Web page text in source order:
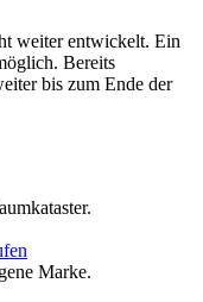
weiter entwickelt. Ein
Bereits
bis zum Ende der
Marke.